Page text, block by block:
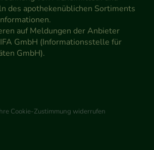
des apothekenüblichen Sortiments
auf Meldungen der Anbieter
GmbH (Informationsstelle für
GmbH).
Cookie-Zustimmung widerrufen